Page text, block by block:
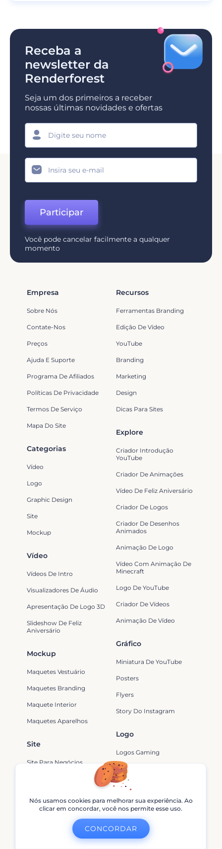
Receba a
newsletter da
Renderforest
Seja um dos primeiros a receber
nossas últimas novidades e ofertas
Participar
Você pode cancelar facilmente a qualquer
momento
Empresa
Sobre Nós
Contate-Nos
Preços
Ajuda E Suporte
Programa De Afiliados
Políticas De Privacidade
Termos De Serviço
Mapa Do Site
Mockup
Maquetes Vestuário
Maquetes Branding
Maquete Interior
Maquetes Aparelhos
Recursos
Ferramentas Branding
Edição De Vídeo
YouTube
Branding
Marketing
Design
Dicas Para Sites
Gráfico
Miniatura De YouTube
Posters
Flyers
Story Do Instagram
Categorias
Vídeo
Logo
Graphic Design
Site
Mockup
Logo
Logos Gaming
Logos Com Avatar
Logos De YouTube
Logos De Filme
Explore
Criador Introdução
YouTube
Criador De Animações
Vídeo De Feliz Aniversário
Criador De Logos
Criador De Desenhos
Animados
Animação De Logo
Vídeo Com Animação De
Minecraft
Logo De YouTube
Criador De Vídeos
Animação De Vídeo
Apps De Criação De Vídeos
Vídeo
Vídeos De Intro
Visualizadores De Áudio
Apresentação De Logo 3D
Slideshow De Feliz
Aniversário
Site
Site Para Negócios
Site De Música
Nós usamos cookies para melhorar sua experiência. Ao
clicar em concordar, você nos permite esse uso.
CONCORDAR